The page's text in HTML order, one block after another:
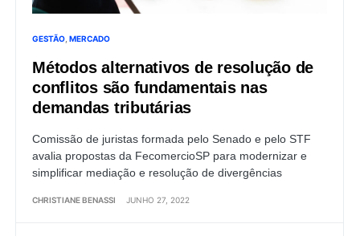
GESTÃO MERCADO
Métodos alternativos de resolução de
conflitos são fundamentais nas
demandas tributárias
Comissão de juristas formada pelo Senado e pelo STF
avalia propostas da FecomercioSP para modernizar e
simplificar mediação e resolução de divergências
CHRISTIANE BENASSI JUNHO 27, 2022